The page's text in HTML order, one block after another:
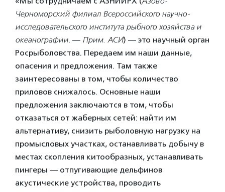
Черноморский филиал Всероссийского научно-
исследовательского института рыбного хозяйства и
океанографии. — Прим. АСИ) — это научный орган
Росрыболовства. Передаем им наши данные,
опасения и предложения. Там также
заинтересованы в том, чтобы количество
приловов снижалось. Основные наши
предложения заключаются в том, чтобы
отказаться от жаберных сетей: найти им
альтернативу, снизить рыболовную нагрузку на
промысловых участках, останавливать добычу в
местах скопления китообразных, устанавливать
пингеры — отпугивающие дельфинов
акустические устройства, проводить